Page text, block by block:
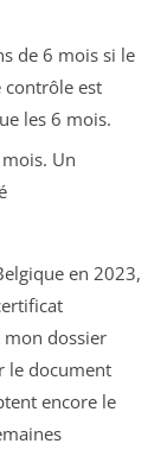
de 6 mois si le
contrôle est
les 6 mois.
Un
en 2023,
mon dossier
le document
encore le